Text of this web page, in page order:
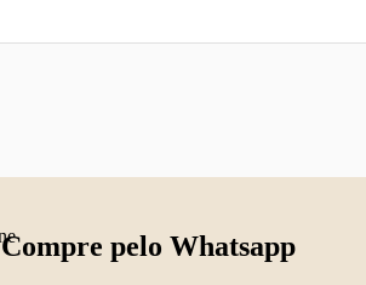
Compre pelo Whatsapp